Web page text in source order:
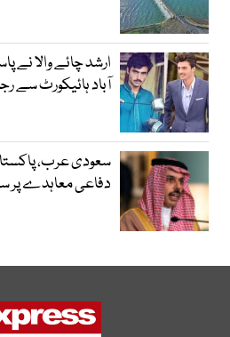
ارشد چائے والا نے
آباد ہائیکورٹ سے
سعودی عرب،
دفاعی معاہدے پر